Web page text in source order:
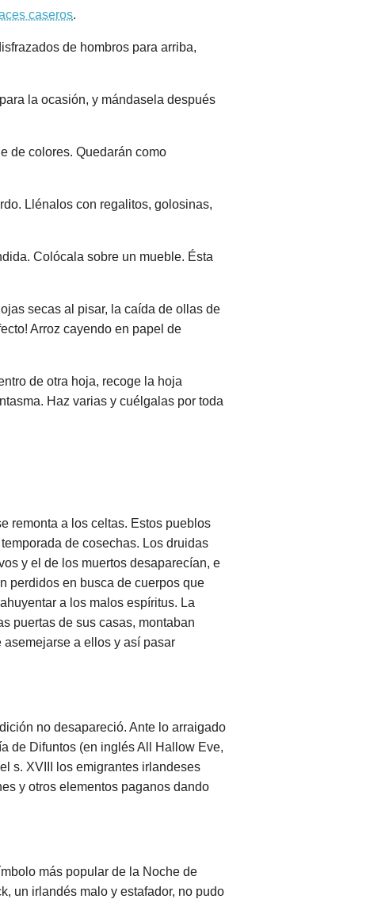
caseros.
de hombros para arriba,
la ocasión, y mándasela después
de colores. Quedarán como
Llénalos con regalitos, golosinas,
Colócala sobre un mueble. Ésta
secas al pisar, la caída de ollas de
Arroz cayendo en papel de
de otra hoja, recoge la hoja
Haz varias y cuélgalas por toda
remonta a los celtas. Estos pueblos
de cosechas. Los druidas
y el de los muertos desaparecían, e
perdidos en busca de cuerpos que
a los malos espíritus. La
puertas de sus casas, montaban
a ellos y así pasar
no desapareció. Ante lo arraigado
de Difuntos (en inglés All Hallow Eve,
s. XVIII los emigrantes irlandeses
y otros elementos paganos dando
más popular de la Noche de
un irlandés malo y estafador, no pudo